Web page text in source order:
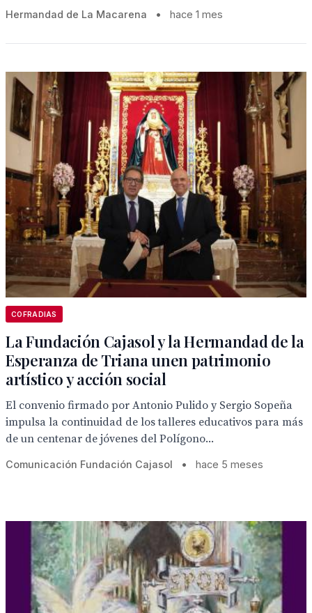
Hermandad de La Macarena • hace 1 mes
COFRADIAS
La Fundación Cajasol y la Hermandad de la
Esperanza de Triana unen patrimonio
artístico y acción social
El convenio firmado por Antonio Pulido y Sergio Sopeña
impulsa la continuidad de los talleres educativos para más
de un centenar de jóvenes del Polígono...
Comunicación Fundación Cajasol • hace 5 meses